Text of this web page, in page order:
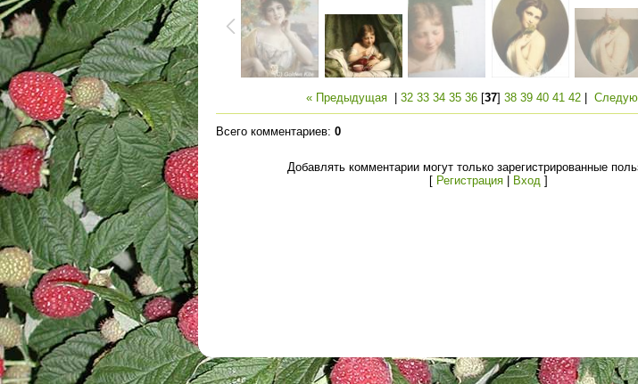
« Предыдущая 32 33 34 35 36 [37] 38 39 40 41 42
Всего комментариев: 0
Добавлять комментарии могут только зарегистрированные
[ Регистрация| Вход ]